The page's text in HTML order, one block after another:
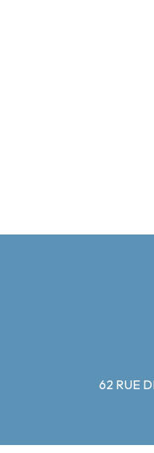
62 RUE